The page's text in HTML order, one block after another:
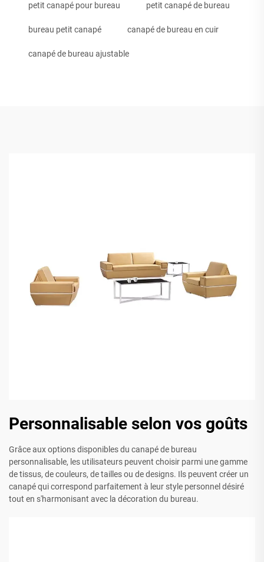
petit canapé pour bureau petit canapé de bureau
bureau petit canapé canapé de bureau en cuir
canapé de bureau ajustable
Personnalisable selon vos goûts
Grâce aux options disponibles du canapé de bureau
personnalisable, les utilisateurs peuvent choisir parmi une gamme
de tissus, de couleurs, de tailles ou de designs. Ils peuvent créer un
canapé qui correspond parfaitement à leur style personnel désiré
tout en s'harmonisant avec la décoration du bureau.